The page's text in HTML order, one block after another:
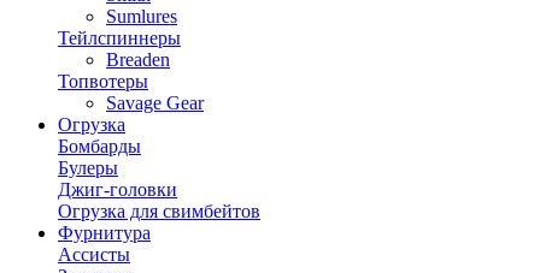
Sumlures
Тейлспиннеры
Breaden
Топвотеры
Savage Gear
Огрузка
Бомбарды
Булеры
Джиг-головки
Огрузка для свимбейтов
Фурнитура
Ассисты